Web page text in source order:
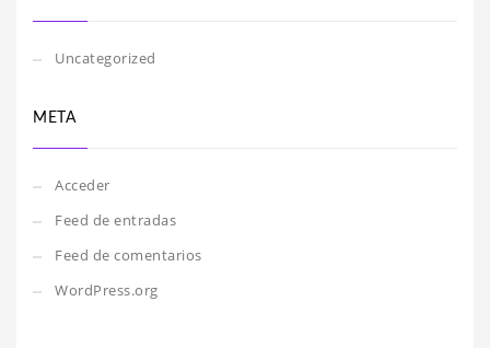
Uncategorized
META
Acceder
Feed de entradas
Feed de comentarios
WordPress.org